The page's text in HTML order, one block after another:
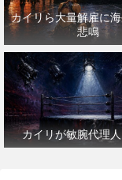
カイリら大量解雇に
悲鳴
カイリが敏腕代理